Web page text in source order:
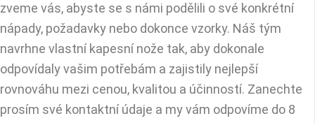
zveme vás, abyste se s námi podělili o své konkrétní
nápady, požadavky nebo dokonce vzorky. Náš tým
navrhne vlastní kapesní nože tak, aby dokonale
odpovídaly vašim potřebám a zajistily nejlepší
rovnováhu mezi cenou, kvalitou a účinností. Zanechte
prosím své kontaktní údaje a my vám odpovíme do 8